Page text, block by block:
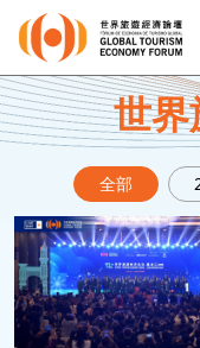
EN 繁 简
關於論壇
論壇議程
演講者
世
全部